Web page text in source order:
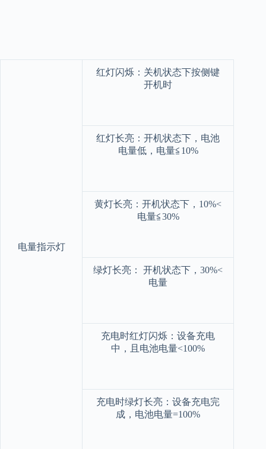
电量指示灯
红灯闪烁：关机状态下按侧键
开机时
红灯长亮：开机状态下，电池
电量低，电量≦10%
黄灯长亮：开机状态下，10%<
电量≦30%
绿灯长亮： 开机状态下，30%<
电量
充电时红灯闪烁：设备充电
中，且电池电量<100%
充电时绿灯长亮：设备充电完
成，电池电量=100%